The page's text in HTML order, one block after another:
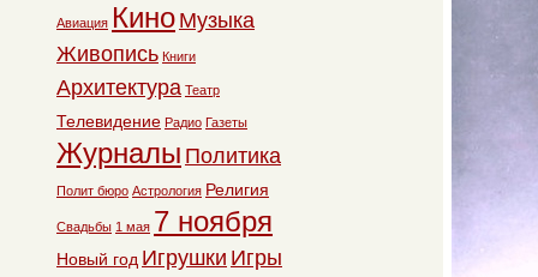
Авиация Кино Музыка
Живопись Книги
Архитектура Театр
Телевидение Радио Газеты
Журналы Политика
Полит бюро Астрология Религия
Свадьбы 1 мая 7 ноября
Новый год Игрушки Игры